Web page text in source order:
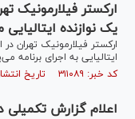
ارکستر فیلارمونیک
یک نوازنده
ارکستر فیلارمونیک تهران
ایتالیایی به اجرای برنامه
کد خبر: ۳۱۱۰۸۹ تاریخ انتشار : ۱۳۹۶/۰۲/۳۱
اعلام گزارش